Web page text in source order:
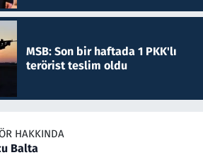
MSB: Son bir haftada 1 PKK'lı
terörist teslim oldu
HAKKINDA
Balta